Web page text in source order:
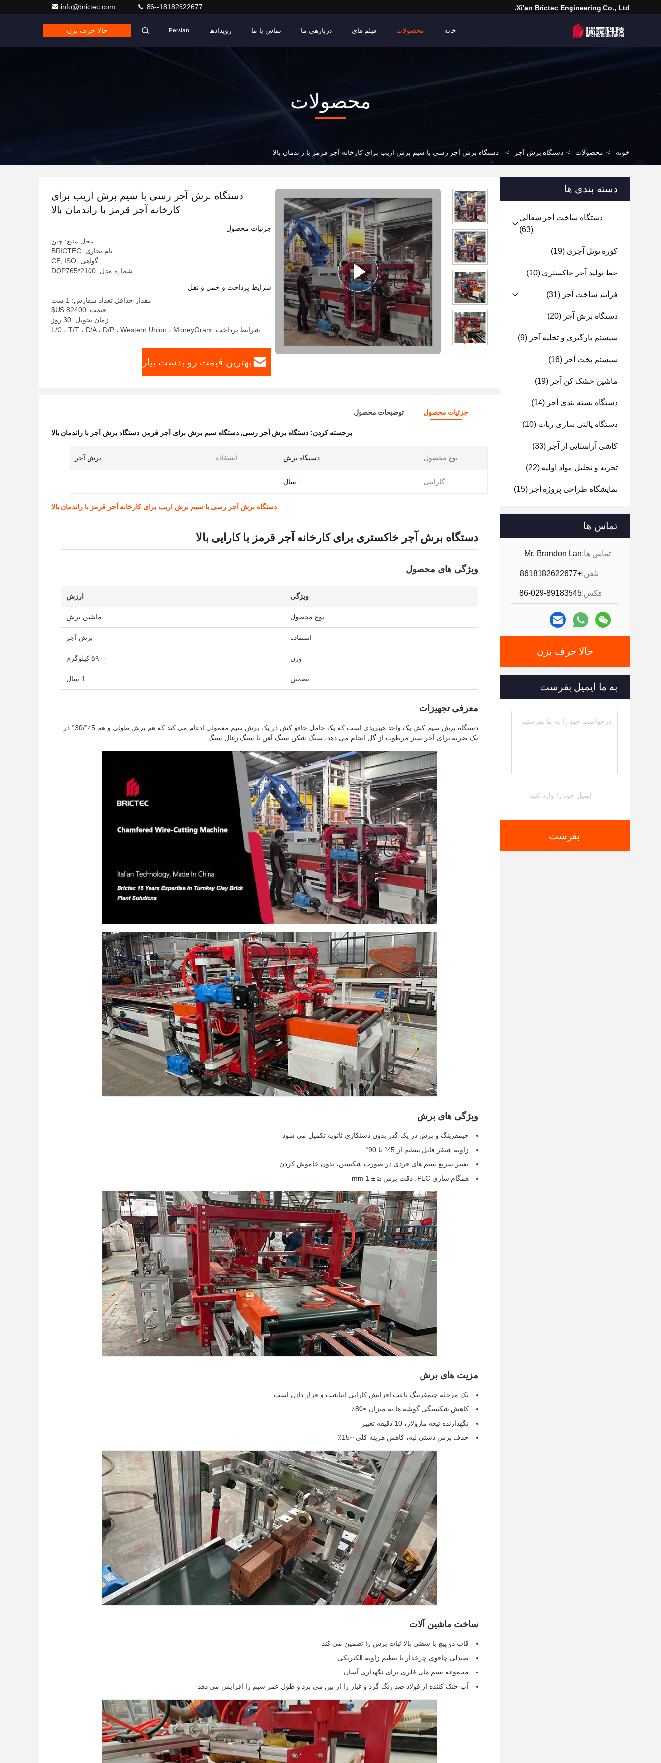
Xi'an Brictec Engineering Co., Ltd.
info@brictec.com 86--18182622677
خانه محصولات فیلم های دربارهی ما تماس با ما رویدادها Persian حالا حرف بزن
محصولات
خونه > محصولات > دستگاه برش آجر > دستگاه برش آجر رسی با سیم برش اریب برای کارخانه آجر قرمز با راندمان بالا
دسته بندی ها
دستگاه ساخت آجر سفالی
(63)
کوره تونل آجری (19)
خط تولید آجر خاکستری (10)
فرآیند ساخت آجر (31)
دستگاه برش آجر (20)
سیستم بارگیری و تخلیه آجر (9)
سیستم پخت آجر (16)
ماشین خشک کن آجر (19)
دستگاه بسته بندی آجر (14)
دستگاه پالتی سازی ربات (10)
کاشی آراستایی از آجر (33)
تجزیه و تحلیل مواد اولیه (22)
نمایشگاه طراحی پروژه آجر (15)
تماس ها
تماس ها:Mr. Brandon Lan
تلفن:+8618182622677
فکس:86-029-89183545
حالا حرف بزن
به ما ایمیل بفرست
بفرست
دستگاه برش آجر رسی با سیم برش اریب برای
کارخانه آجر قرمز با راندمان بالا
جزئیات محصول
محل منبع: چین
نام تجاری: BRICTEC
گواهی: CE, ISO
شماره مدل: DQP765*2100
شرایط پرداخت و حمل و نقل
مقدار حداقل تعداد سفارش: 1 ست
قیمت: 82400 US$
زمان تحویل: 30 روز
شرایط پرداخت: L/C ، T/T ، D/A ، D/P ، Western Union ، MoneyGram
بهترین قیمت رو بدست بیار
جزئیات محصول توضیحات محصول
برجسته کردن: دستگاه برش آجر رسی, دستگاه سیم برش برای آجر قرمز , دستگاه برش آجر با راندمان بالا
نوع محصول: دستگاه برش استفاده: برش آجر
گارانتی: 1 سال
دستگاه برش آجر رسی با سیم برش اریب برای کارخانه آجر قرمز با راندمان بالا
دستگاه برش آجر خاکستری برای کارخانه آجر قرمز با کارایی بالا
ویژگی های محصول
ویژگی ارزش
نوع محصول ماشین برش
استفاده برش آجر
وزن ۵۹۰۰ کیلوگرم
تضمین 1 سال
معرفی تجهیزات
دستگاه برش سیم کش یک واحد هیبریدی است که یک حامل چاقو کش در یک برش سیم معمولی ادغام می کند.که هم برش طولی و هم 45°/30° در
یک ضربه برای آجر سبز مرطوب از گل انجام می دهد، سنگ شکن سنگ آهن یا سنگ زغال سنگ.
ویژگی های برش
چیمفرینگ و برش در یک گذر بدون دستکاری ثانویه تکمیل می شود
زاویه شیفر قابل تنظیم از 45° تا 90°
تغییر سریع سیم های فردی در صورت شکستن، بدون خاموش کردن
همگام سازی PLC، دقت برش ≤ ± 1 mm
مزیت های برش
یک مرحله چیمفرینگ باعث افزایش کارایی انباشت و قرار دادن است
کاهش شکستگی گوشه ها به میزان ≥80٪
نگهدارنده تیغه ماژولار، 10 دقیقه تغییر
حذف برش دستی لبه، کاهش هزینه کلی ~15٪
ساخت ماشین آلات
قاب دو پیچ با سفتی بالا ثبات برش را تضمین می کند
صندلی چاقوی چرخدار با تنظیم زاویه الکتریکی
مجموعه سیم های فلزی برای نگهداری آسان
آب خنک کننده از فولاد ضد زنگ گرد و غبار را از بین می برد و طول عمر سیم را افزایش می دهد